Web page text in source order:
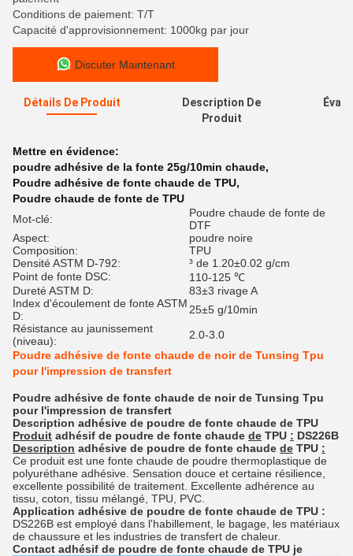
Conditions de paiement: T/T
Capacité d'approvisionnement: 1000kg par jour
Discuter Maintenant
Détails De Produit
Description De
Produit
Mettre en évidence:
poudre adhésive de la fonte 25g/10min chaude,
Poudre adhésive de fonte chaude de TPU,
Poudre chaude de fonte de TPU
Mot-clé:
Poudre chaude de fonte de
DTF
Aspect:
poudre noire
Composition:
TPU
Densité ASTM D-792:
³ de 1.20±0.02 g/cm
Point de fonte DSC:
110-125 ℃
Dureté ASTM D:
83±3 rivage A
Index d'écoulement de fonte ASTM
D:
25±5 g/10min
Résistance au jaunissement
(niveau):
2.0-3.0
Poudre adhésive de fonte chaude de noir de Tunsing Tpu
pour l'impression de transfert
Poudre adhésive de fonte chaude de noir de Tunsing Tpu
pour l'impression de transfert
Description adhésive de poudre de fonte chaude de TPU
Produit adhésif de poudre de fonte chaude de TPU : DS226B
Description adhésive de poudre de fonte chaude de TPU :
Ce produit est une fonte chaude de poudre thermoplastique de
polyuréthane adhésive. Sensation douce et certaine résilience,
excellente possibilité de traitement. Excellente adhérence au
tissu, coton, tissu mélangé, TPU, PVC.
Application adhésive de poudre de fonte chaude de TPU :
DS226B est employé dans l'habillement, le bagage, les matériaux
de chaussure et les industries de transfert de chaleur.
Contact adhésif de poudre de fonte chaude de TPU je